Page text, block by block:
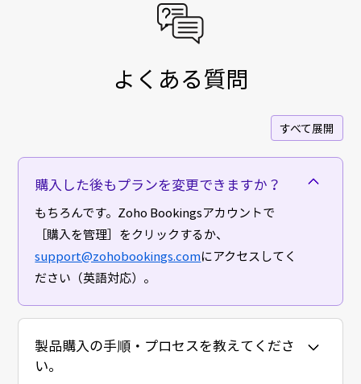
よくある質問
すべて展開
購入した後もプランを変更できますか？
もちろんです。Zoho Bookingsアカウントで
［購入を管理］をクリックするか、
support@zohobookings.comにアクセスしてく
ださい（英語対応）。
製品購入の手順・プロセスを教えてくださ
い。